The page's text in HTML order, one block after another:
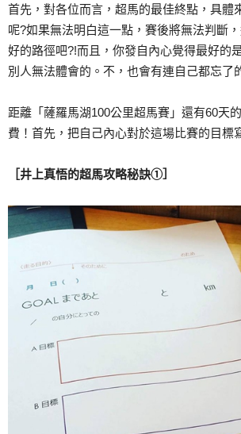
首先，對各位而言，超馬的最佳終點，具體
呢?如果無法明白這一點，賽後將無法判斷
好的路徑吧?!而且，你發自內心覺得最好的
別人無法體會的。不，也會有連自己都忘了
距離「薩羅馬湖100公里超馬賽」還有60天
費！首先，把自己內心對於這場比賽的目標
［井上真悟的超馬攻略秘訣①］